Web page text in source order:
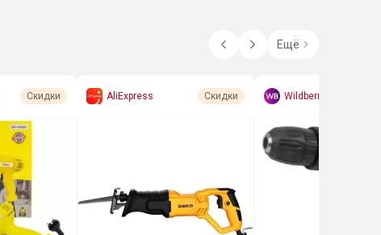
Ещё
Скидки AliExpress Скидки Wildberries